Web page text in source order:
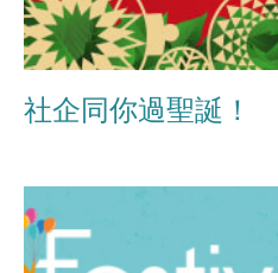
社企同你過聖誕！